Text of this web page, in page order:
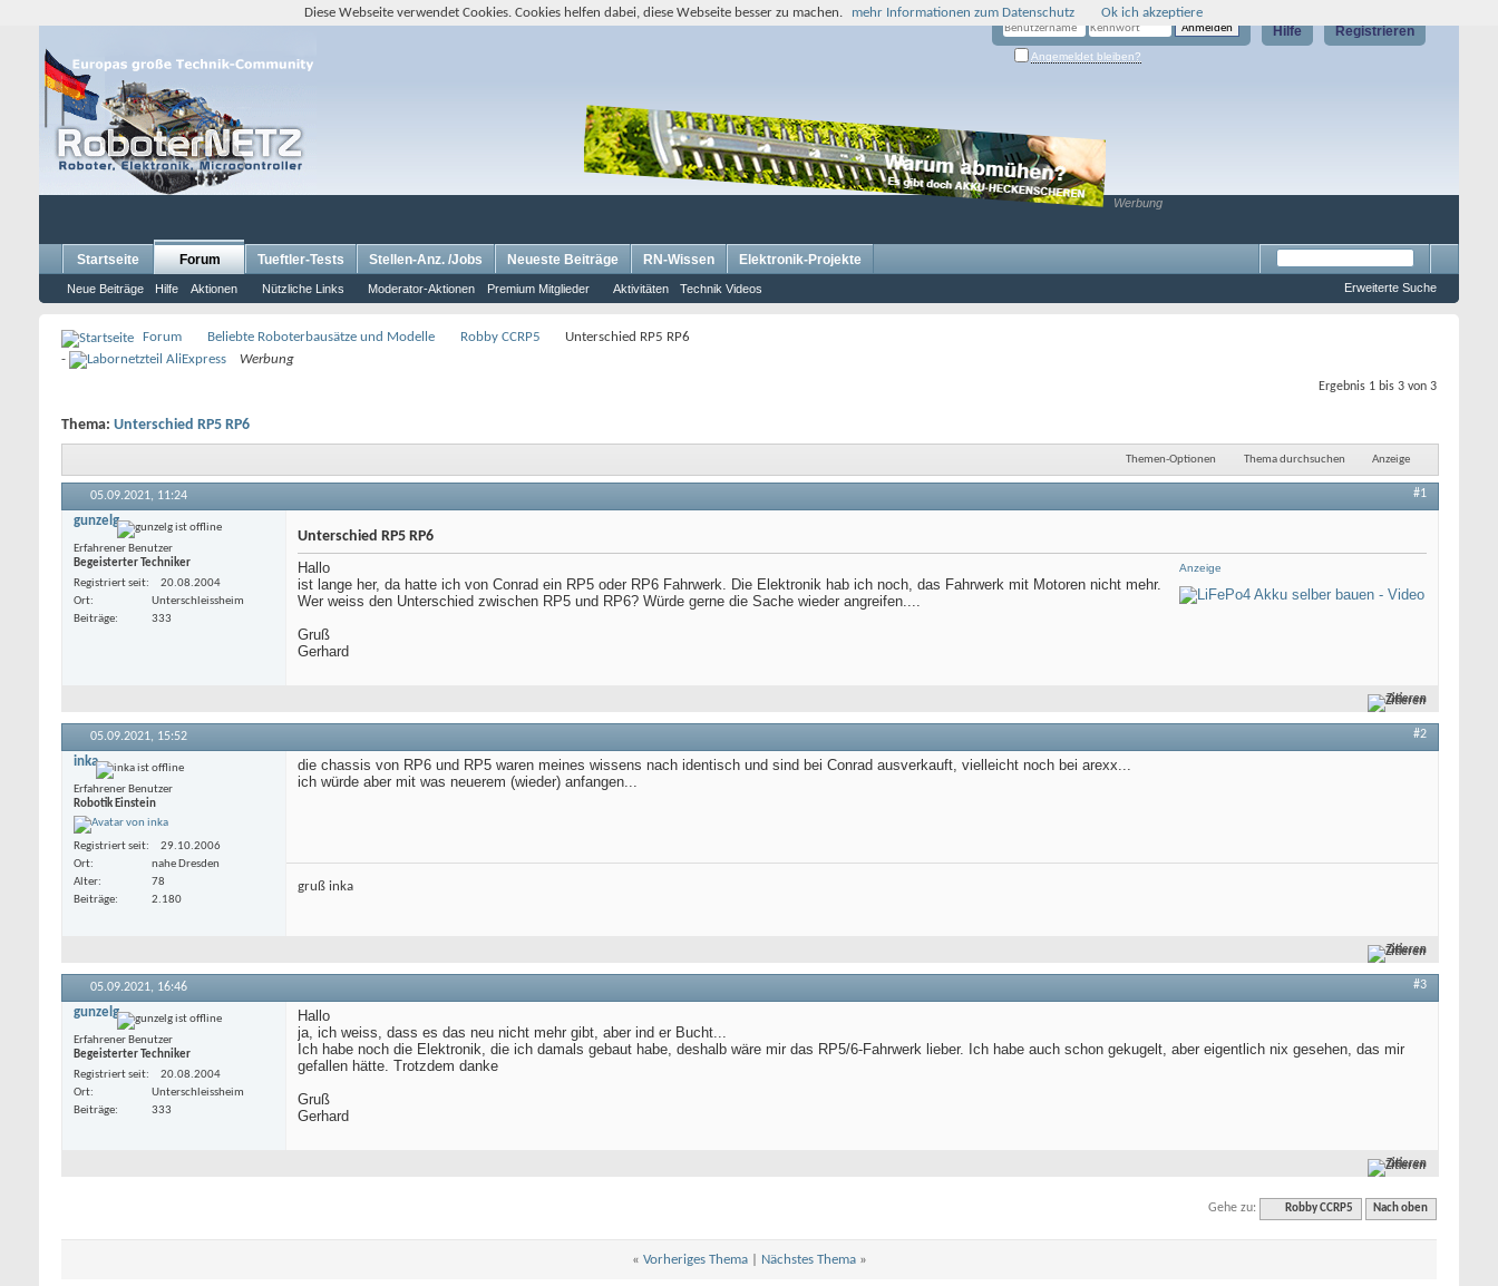
Registrieren
Hilfe
Angemeldet bleiben?
Werbung
Startseite Forum
Neue Beiträge Hilfe Aktionen Nützliche Links Moderator-Aktionen Premium Mitglieder Aktivitäten Technik Videos
Tueftler-Tests Stellen-Anz. /Jobs Neueste Beiträge RN-Wissen Elektronik-Projekte
Erweiterte Suche
Forum Beliebte Roboterbausätze und Modelle Robby CCRP5
Unterschied RP5 RP6
-
Werbung
Ergebnis 1 bis 3 von 3
Thema: Unterschied RP5 RP6
Themen-Optionen Thema durchsuchen Anzeige
05.09.2021, 11:24 #1
gunzelg
Erfahrener Benutzer
Begeisterter Techniker
Registriert seit
20.08.2004
Ort
Unterschleissheim
Beiträge
333
Unterschied RP5 RP6
Anzeige
Hallo
ist lange her, da hatte ich von Conrad ein RP5 oder RP6 Fahrwerk. Die Elektronik hab ich noch, das Fahrwerk mit Motoren nicht mehr.
Wer weiss den Unterschied zwischen RP5 und RP6? Würde gerne die Sache wieder angreifen....
Gruß
Gerhard
Zitieren
05.09.2021, 15:52 #2
inka
Erfahrener Benutzer
Robotik Einstein
Registriert seit
29.10.2006
Ort
nahe Dresden
Alter
78
Beiträge
2.180
die chassis von RP6 und RP5 waren meines wissens nach identisch und sind bei Conrad ausverkauft, vielleicht noch bei arexx...
ich würde aber mit was neuerem (wieder) anfangen...
gruß inka
Zitieren
05.09.2021, 16:46 #3
gunzelg
Erfahrener Benutzer
Begeisterter Techniker
Registriert seit
20.08.2004
Ort
Unterschleissheim
Beiträge
333
Hallo
ja, ich weiss, dass es das neu nicht mehr gibt, aber ind er Bucht...
Ich habe noch die Elektronik, die ich damals gebaut habe, deshalb wäre mir das RP5/6-Fahrwerk lieber. Ich habe auch schon gekugelt, aber eigentlich nix gesehen, das mir
gefallen hätte. Trotzdem danke
Gruß
Gerhard
Zitieren
Gehe zu: Robby CCRP5 Nach oben
« Vorheriges Thema| Nächstes Thema »
Diese Webseite verwendet Cookies. Cookies helfen dabei, diese Webseite besser zu machen. mehr Informationen zum Datenschutz Ok ich akzeptiere